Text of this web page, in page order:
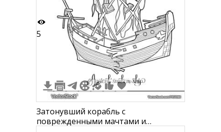
5
Затонувший корабль с
поврежденными мачтами и